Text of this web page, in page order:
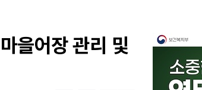
을어장 관리 및